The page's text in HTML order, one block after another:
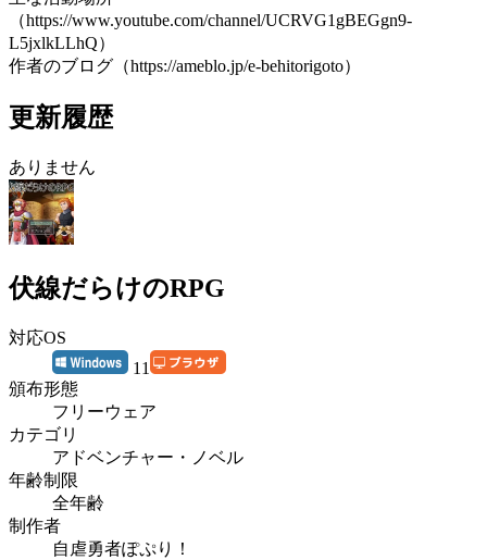
（https://www.youtube.com/channel/UCRVG1gBEGgn9-
L5jxlkLLhQ）
作者のブログ（https://ameblo.jp/e-behitorigoto）
更新履歴
ありません
伏線だらけのRPG
対応OS
11
頒布形態
フリーウェア
カテゴリ
アドベンチャー・ノベル
年齢制限
全年齢
制作者
自虐勇者ぽぷり！